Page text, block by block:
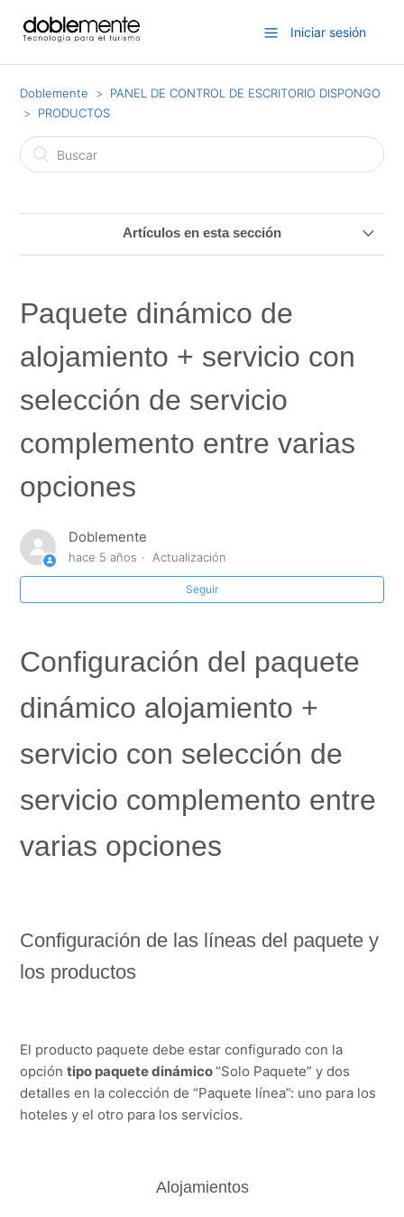
Iniciar sesión
Doblemente
PANEL DE CONTROL DE ESCRITORIO DISPONGO
PRODUCTOS
Artículos en esta sección
9 – Excursiones – Distribución de salidas
8 – Excursiones – ¿Cómo generar salidas con compras
asignadas?
7- ¿Excursiones: Cómo generar salidas?
6. Configuración suplemento de punto de recogida de
zona alejada
5- Excursiones – Creación de autocares
4 – Excursiones – Creación de guías turísticos
Paquete dinámico de
alojamiento + servicio con
selección de servicio
complemento entre varias
opciones
Doblemente
hace 5 años Actualización
Seguir
Configuración del paquete
dinámico alojamiento +
servicio con selección de
servicio complemento entre
varias opciones
Configuración de las líneas del paquete y
los productos
El producto paquete debe estar configurado con la
opcióntipo paquete dinámico“Solo Paquete” y dos
detalles en la colección de “Paquete línea”: uno para los
hoteles y el otro para los servicios.
Alojamientos